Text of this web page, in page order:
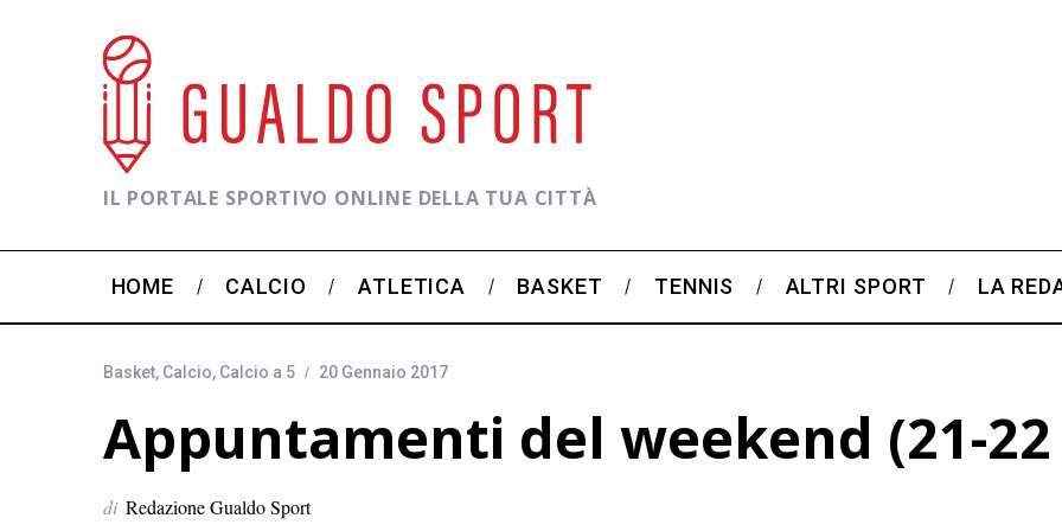
IL PORTALE SPORTIVO ONLINE DELLA TUA CITTÀ
HOME CALCIO ATLETICA BASKET TENNIS ALTRI SPORT LA
Basket, Calcio, Calcio a 5 20 Gennaio 2017
Appuntamenti del weekend (21-
di Redazione Gualdo Sport